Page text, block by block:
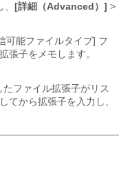
[詳細（Advanced）] >
可能ファイルタイプ] フ
張子をメモします。
ファイル拡張子がリス
てから拡張子を入力し、